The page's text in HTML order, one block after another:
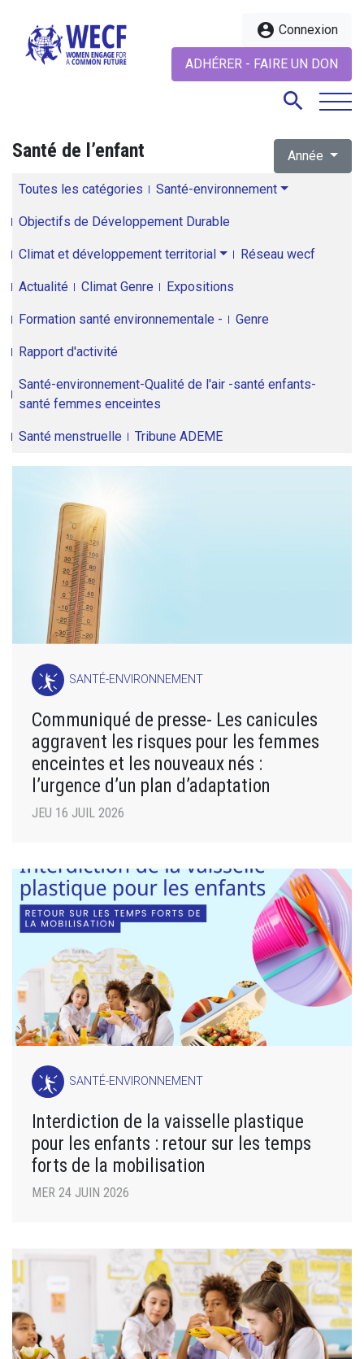
account_circle Connexion
ADHÉRER - FAIRE UN DON
search
Santé de l’enfant Année
Toutes les catégories Santé-environnement
Objectifs de Développement Durable
Climat et développement territorial Réseau wecf
Actualité Climat Genre Expositions
Formation santé environnementale - Genre
Rapport d'activité
Santé-environnement-Qualité de l'air -santé enfants-
santé femmes enceintes
Santé menstruelle Tribune ADEME
SANTÉ-ENVIRONNEMENT
Communiqué de presse- Les canicules
aggravent les risques pour les femmes
enceintes et les nouveaux nés :
l’urgence d’un plan d’adaptation
JEU 16 JUIL 2026
SANTÉ-ENVIRONNEMENT
Interdiction de la vaisselle plastique
pour les enfants : retour sur les temps
forts de la mobilisation
MER 24 JUIN 2026